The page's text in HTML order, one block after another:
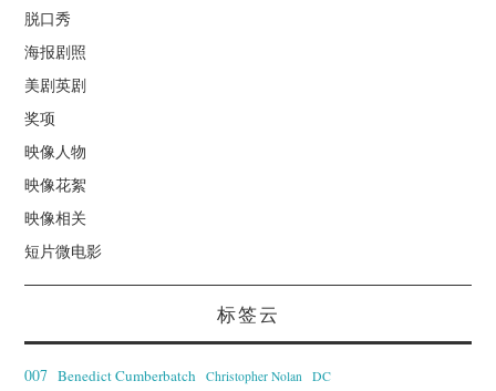
脱口秀
海报剧照
美剧英剧
奖项
映像人物
映像花絮
映像相关
短片微电影
标签云
007 Benedict Cumberbatch Christopher Nolan DC